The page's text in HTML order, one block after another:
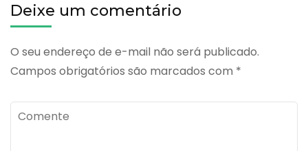
Deixe um comentário
O seu endereço de e-mail não será publicado.
Campos obrigatórios são marcados com *
Comente